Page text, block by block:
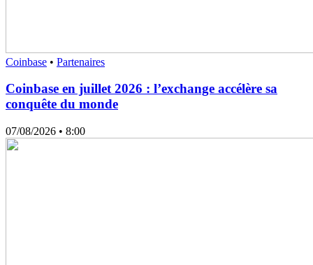
Coinbase • Partenaires
Coinbase en juillet 2026 : l’exchange accélère sa
conquête du monde
07/08/2026 • 8:00